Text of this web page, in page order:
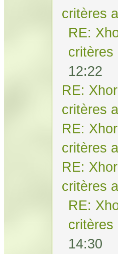
critères
RE:
critères
12:22
RE:
critères
RE:
critères
RE:
critères
RE:
critères
14:30